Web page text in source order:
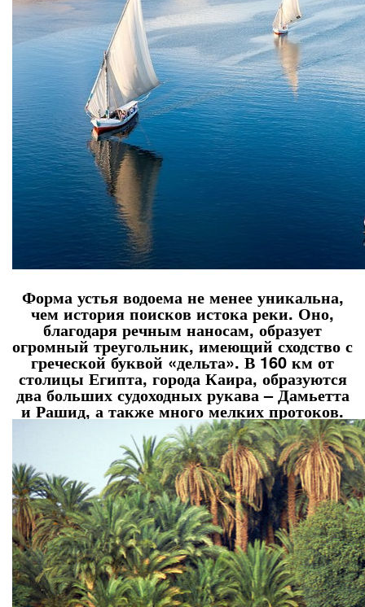
Форма устья водоема не менее уникальна,
чем история поисков истока реки. Оно,
благодаря речным наносам, образует
огромный треугольник, имеющий сходство с
греческой буквой «дельта». В 160 км от
столицы Египта, города Каира, образуются
два больших судоходных рукава – Дамьетта
и Рашид, а также много мелких протоков.